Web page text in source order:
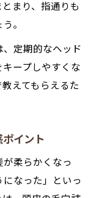
まり、指通りも
。
定期的なヘッド
ープしやすくな
えてもらえるた
イント
柔らかくなっ
なった」といっ